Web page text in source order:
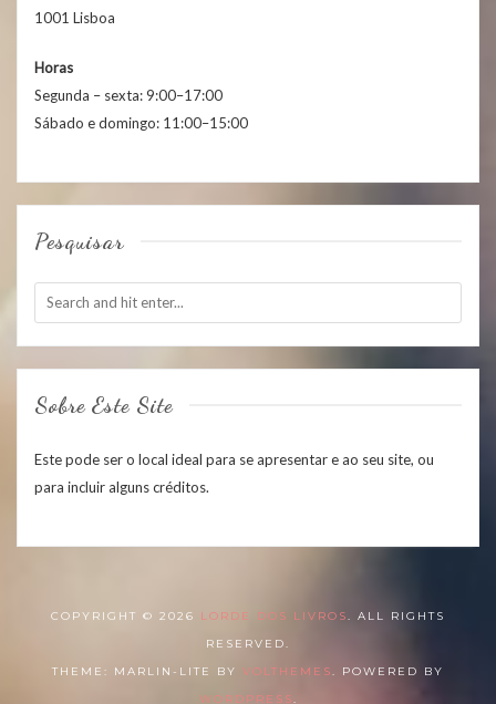
1001 Lisboa
Horas
Segunda – sexta: 9:00–17:00
Sábado e domingo: 11:00–15:00
Pesquisar
Sobre Este Site
Este pode ser o local ideal para se apresentar e ao seu site, ou
para incluir alguns créditos.
COPYRIGHT © 2026 LORDE DOS LIVROS. ALL RIGHTS
RESERVED.
THEME: MARLIN-LITE BY VOLTHEMES. POWERED BY
WORDPRESS.